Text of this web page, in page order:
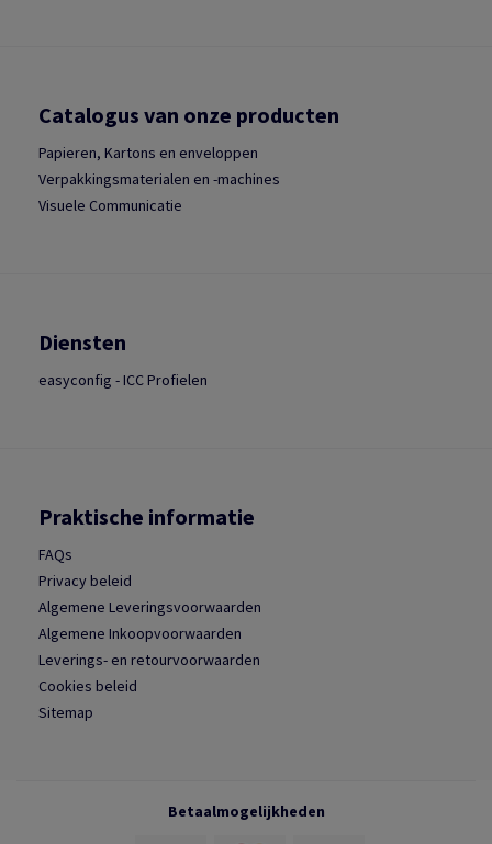
Catalogus van onze producten
Papieren, Kartons en enveloppen
Verpakkingsmaterialen en -machines
Visuele Communicatie
Diensten
easyconfig - ICC Profielen
Praktische informatie
FAQs
Privacy beleid
Algemene Leveringsvoorwaarden
Algemene Inkoopvoorwaarden
Leverings- en retourvoorwaarden
Cookies beleid
Sitemap
Betaalmogelijkheden